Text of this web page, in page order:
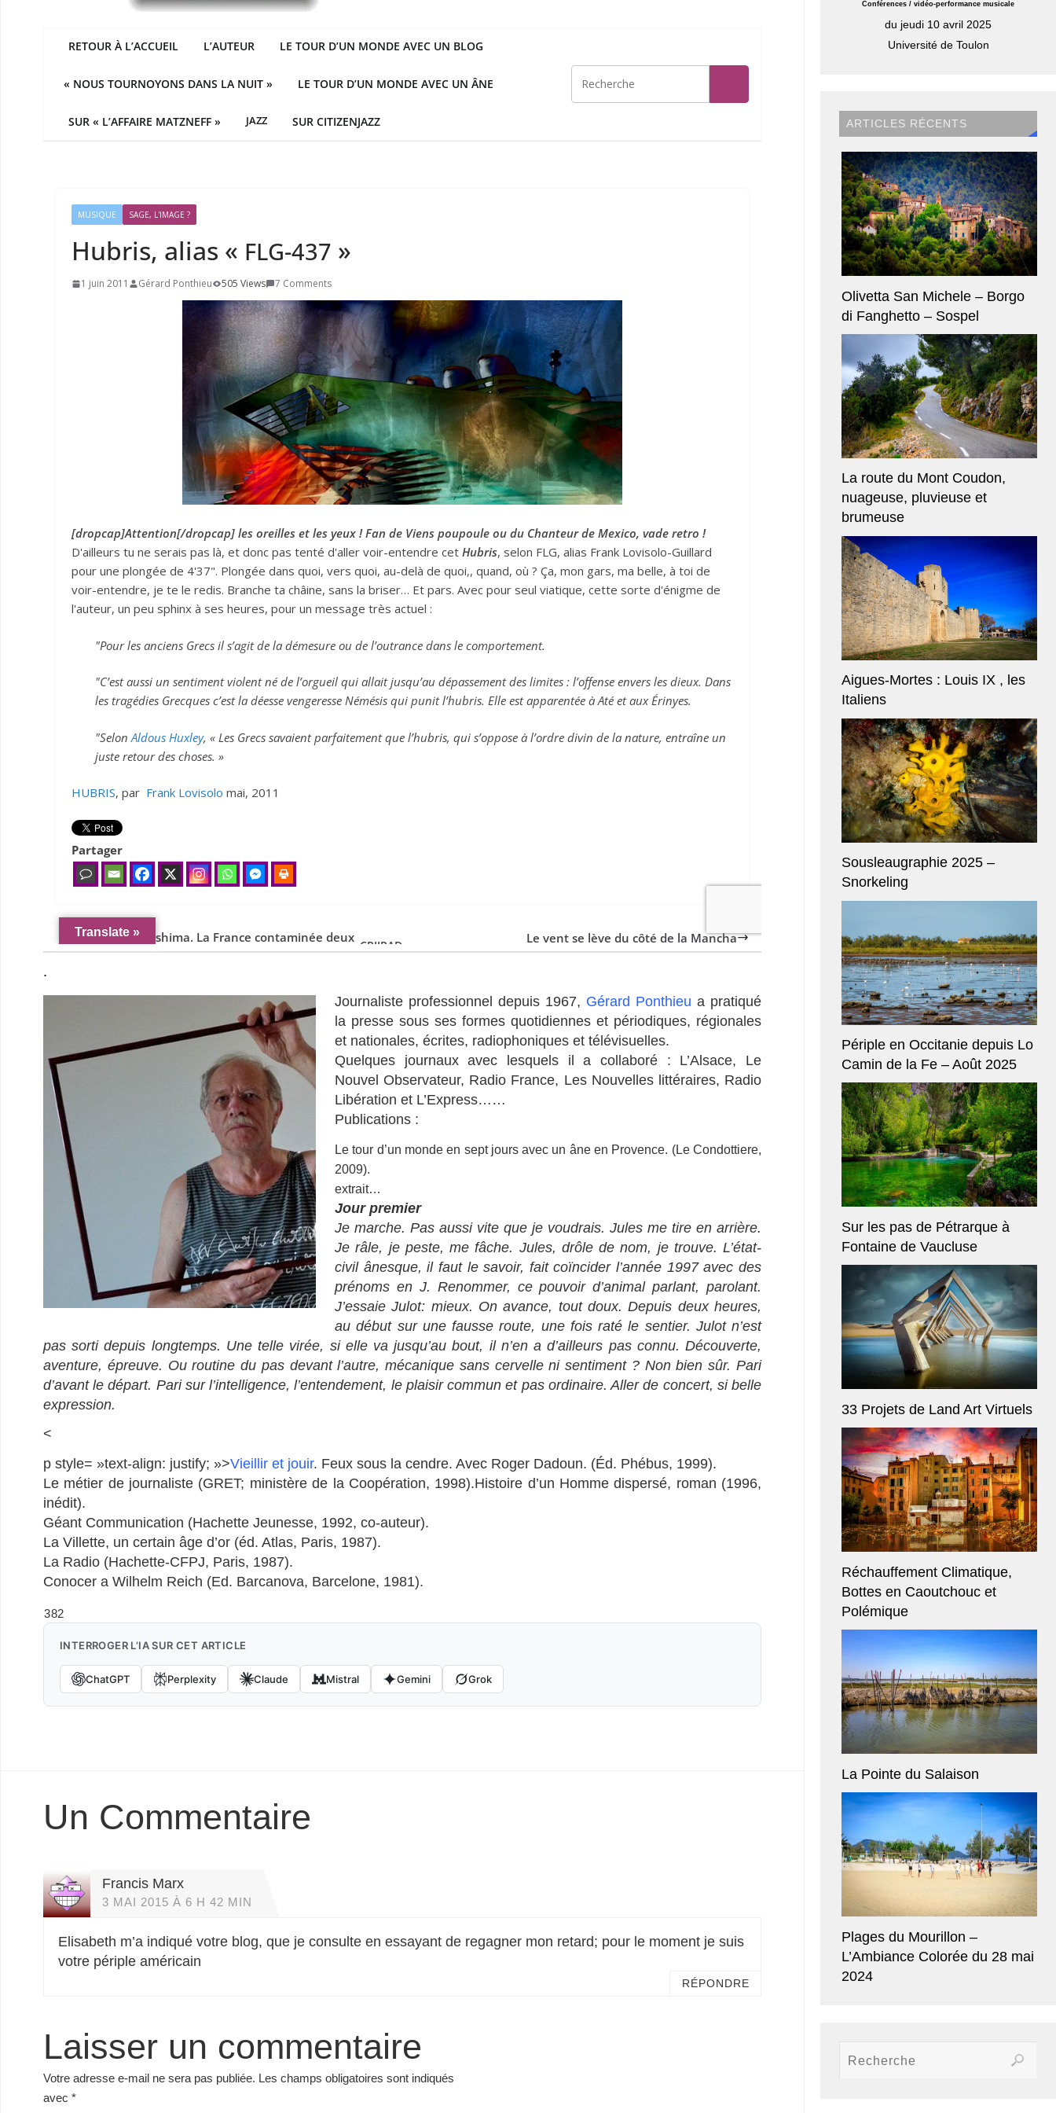
.
Journaliste professionnel depuis 1967, Gérard Ponthieu a pratiqué
la presse sous ses formes quotidiennes et périodiques, régionales
et nationales, écrites, radiophoniques et télévisuelles.
Quelques journaux avec lesquels il a collaboré : L’Alsace, Le
Nouvel Observateur, Radio France, Les Nouvelles littéraires, Radio
Libération et L’Express……
Publications :
Le tour d’un monde en sept jours avec un âne en Provence. (Le Condottiere,
2009).
extrait…
Jour premier
Je marche. Pas aussi vite que je voudrais. Jules me tire en arrière.
Je râle, je peste, me fâche. Jules, drôle de nom, je trouve. L’état-
civil ânesque, il faut le savoir, fait coïncider l’année 1997 avec des
prénoms en J. Renommer, ce pouvoir d’animal parlant, parolant.
J’essaie Julot: mieux. On avance, tout doux. Depuis deux heures,
au début sur une fausse route, une fois raté le sentier. Julot n’est
pas sorti depuis longtemps. Une telle virée, si elle va jusqu’au bout, il n’en a d’ailleurs pas connu. Découverte,
aventure, épreuve. Ou routine du pas devant l’autre, mécanique sans cervelle ni sentiment ? Non bien sûr. Pari
d’avant le départ. Pari sur l’intelligence, l’entendement, le plaisir commun et pas ordinaire. Aller de concert, si belle
expression.
<
p style= »text-align: justify; »>Vieillir et jouir. Feux sous la cendre. Avec Roger Dadoun. (Éd. Phébus, 1999).
Le métier de journaliste (GRET; ministère de la Coopération, 1998).Histoire d’un Homme dispersé, roman (1996,
inédit).
Géant Communication (Hachette Jeunesse, 1992, co-auteur).
La Villette, un certain âge d’or (éd. Atlas, Paris, 1987).
La Radio (Hachette-CFPJ, Paris, 1987).
Conocer a Wilhelm Reich (Ed. Barcanova, Barcelone, 1981).
382
INTERROGER L’IA SUR CET ARTICLE
ChatGPT Perplexity Claude Mistral Gemini Grok
Un Commentaire
Francis Marx
3 MAI 2015 À 6 H 42 MIN
Elisabeth m’a indiqué votre blog, que je consulte en essayant de regagner mon retard; pour le moment je suis
votre périple américain
RÉPONDRE
Laisser un commentaire
Votre adresse e-mail ne sera pas publiée. Les champs obligatoires sont indiqués
avec *
Conférences / vidéo-performance musicale
du jeudi 10 avril 2025
Université de Toulon
ARTICLES RÉCENTS
Olivetta San Michele – Borgo
di Fanghetto – Sospel
La route du Mont Coudon,
nuageuse, pluvieuse et
brumeuse
Aigues-Mortes : Louis IX , les
Italiens
Sousleaugraphie 2025 –
Snorkeling
Périple en Occitanie depuis Lo
Camin de la Fe – Août 2025
Sur les pas de Pétrarque à
Fontaine de Vaucluse
33 Projets de Land Art Virtuels
Réchauffement Climatique,
Bottes en Caoutchouc et
Polémique
La Pointe du Salaison
Plages du Mourillon –
L’Ambiance Colorée du 28 mai
2024